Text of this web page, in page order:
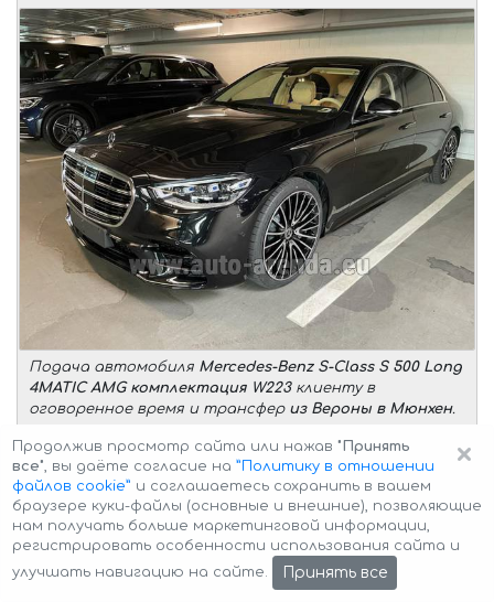
Подача автомобиля Mercedes-Benz S-Class S 500 Long
4MATIC AMG комплектация W223клиенту в
оговоренное время и трансфер из Вероны в Мюнхен.
Описание автомобиля:
количество пассажиров –1-4 человека
количество багажа –до 2 чемоданов или 3 ручных
клади
Условия трансфера:
бесплатное ожидание (после оговоренного
×
Продолжив просмотр сайта или нажав "Принять
все", вы даёте согласие на ”Политику в отношении
файлов cookie” и соглашаетесь сохранить в вашем
браузере куки-файлы (основные и внешние), позволяющие
нам получать больше маркетинговой информации,
регистрировать особенности использования сайта и
улучшать навигацию на сайте.
Принять все